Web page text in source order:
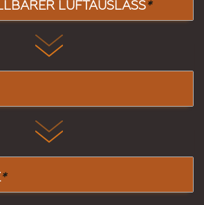
LUFTAUSLASS *
*